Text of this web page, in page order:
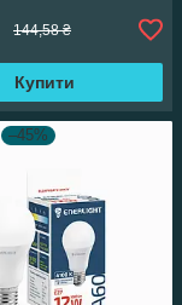
144,58 ₴
Купити
–45%